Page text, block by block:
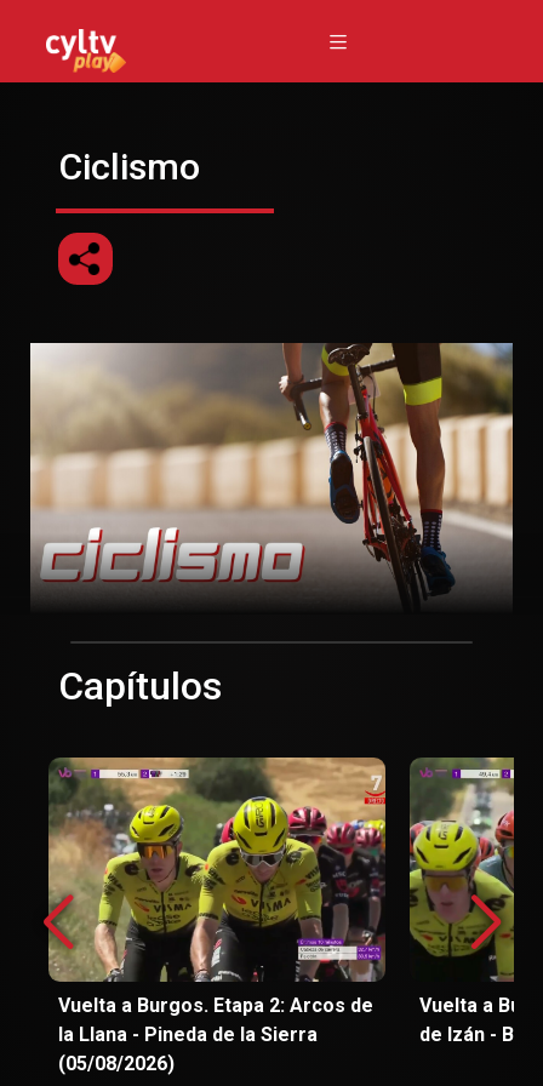
Ciclismo
Capítulos
Vuelta a Burgos. Etapa 2: Arcos de
la Llana - Pineda de la Sierra
(05/08/2026)
Vuelta a
de Izán -